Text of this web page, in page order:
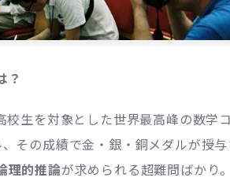
？
生を対象とした世界最高峰の数学
その成績で金・銀・銅メダルが授
理的推論が求められる超難問ばかり